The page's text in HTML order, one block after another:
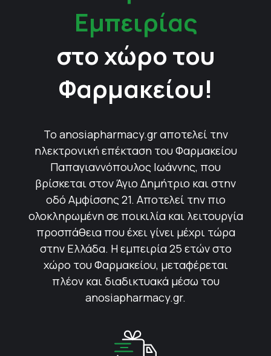
Εμπειρίας
στο χώρο του
Φαρμακείου!
Το anosiapharmacy.gr αποτελεί την
ηλεκτρονική επέκταση του Φαρμακείου
Παπαγιαννόπουλος Ιωάννης, που
βρίσκεται στον Άγιο Δημήτριο και στην
οδό Αμφίσσης 21. Αποτελεί την πιο
ολοκληρωμένη σε ποικιλία και λειτουργία
προσπάθεια που έχει γίνει μέχρι τώρα
στην Ελλάδα. Η εμπειρία 25 ετών στο
χώρο του Φαρμακείου, μεταφέρεται
πλέον και διαδικτυακά μέσω του
anosiapharmacy.gr.